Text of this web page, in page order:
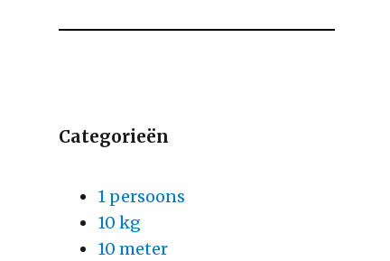
Categorieën
1 persoons
10 kg
10 meter